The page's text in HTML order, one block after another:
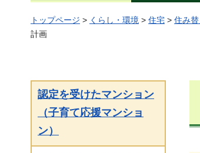
トップページ > くらし・環境 > 住宅 > 住み
計画
認定を受けたマンション
（子育て応援マンショ
ン）